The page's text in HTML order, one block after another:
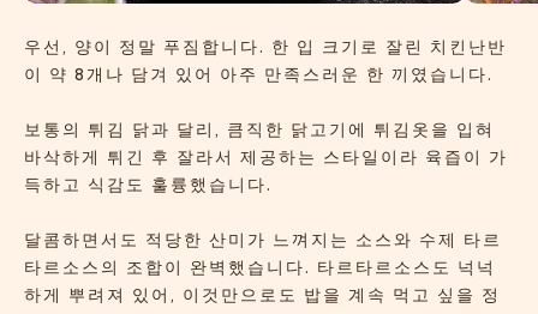
우선, 양이 정말 푸짐합니다. 한 입 크기로 잘린 치킨난반
이 약 8개나 담겨 있어 아주 만족스러운 한 끼였습니다.
보통의 튀김 닭과 달리, 큼직한 닭고기에 튀김옷을 입혀
바삭하게 튀긴 후 잘라서 제공하는 스타일이라 육즙이 가
득하고 식감도 훌륭했습니다.
달콤하면서도 적당한 산미가 느껴지는 소스와 수제 타르
타르소스의 조합이 완벽했습니다. 타르타르소스도 넉넉
하게 뿌려져 있어, 이것만으로도 밥을 계속 먹고 싶을 정